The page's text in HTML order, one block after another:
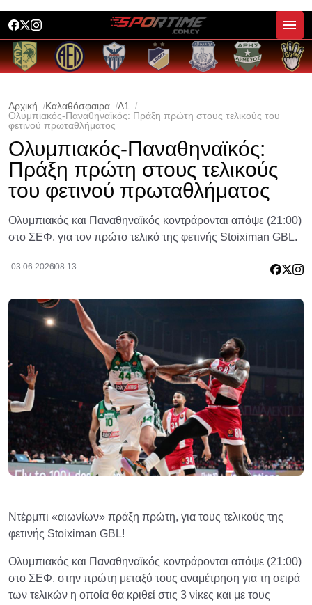
Αρχική Καλαθόσφαιρα
A1
Ολυμπιακός-Παναθηναϊκός: Πράξη πρώτη στους τελικούς του
φετινού πρωταθλήματος
Ολυμπιακός-Παναθηναϊκός:
Πράξη πρώτη στους τελικούς
του φετινού πρωταθλήματος
Ολυμπιακός και Παναθηναϊκός κοντράρονται απόψε (21:00)
στο ΣΕΦ, για τον πρώτο τελικό της φετινής Stoiximan GBL.
03.06.202608:13
Ντέρμπι «αιωνίων» πράξη πρώτη, για τους τελικούς της
φετινής Stoiximan GBL!
Ολυμπιακός και Παναθηναϊκός κοντράρονται απόψε (21:00)
στο ΣΕΦ, στην πρώτη μεταξύ τους αναμέτρηση για τη σειρά
των τελικών η οποία θα κριθεί στις 3 νίκες και με τους